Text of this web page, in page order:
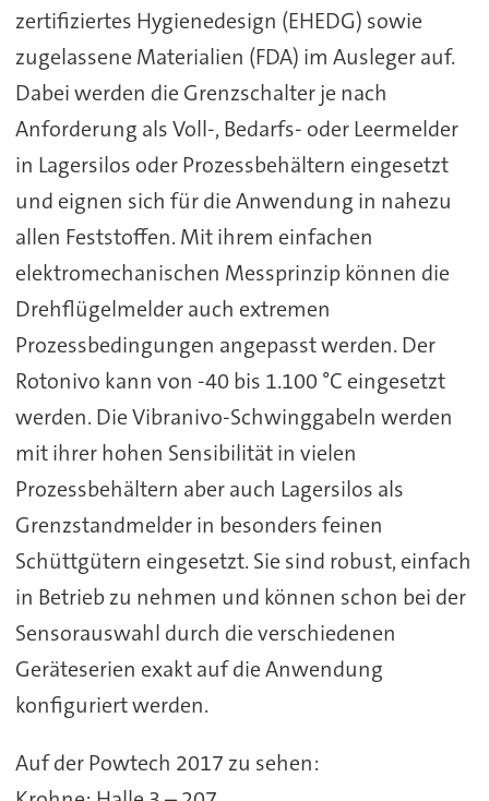
zertifiziertes Hygienedesign (EHEDG) sowie
zugelassene Materialien (FDA) im Ausleger auf.
Dabei werden die Grenzschalter je nach
Anforderung als Voll-, Bedarfs- oder Leermelder
in Lagersilos oder Prozessbehältern eingesetzt
und eignen sich für die Anwendung in nahezu
allen Feststoffen. Mit ihrem einfachen
elektromechanischen Messprinzip können die
Drehflügelmelder auch extremen
Prozessbedingungen angepasst werden. Der
Rotonivo kann von -40 bis 1.100 °C eingesetzt
werden. Die Vibranivo-Schwinggabeln werden
mit ihrer hohen Sensibilität in vielen
Prozessbehältern aber auch Lagersilos als
Grenzstandmelder in besonders feinen
Schüttgütern eingesetzt. Sie sind robust, einfach
in Betrieb zu nehmen und können schon bei der
Sensorauswahl durch die verschiedenen
Geräteserien exakt auf die Anwendung
konfiguriert werden.
Auf der Powtech 2017 zu sehen: